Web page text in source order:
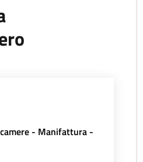
- Manifattura -